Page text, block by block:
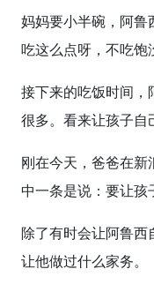
妈妈要小半碗，阿鲁
吃这么点呀，不吃饱
接下来的吃饭时间，
很多。看来让孩子自
刚在今天，爸爸在
中一条是说：要让孩
除了有时会让阿鲁
让他做过什么家务。